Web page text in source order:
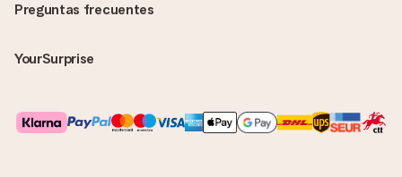
Preguntas frecuentes
YourSurprise